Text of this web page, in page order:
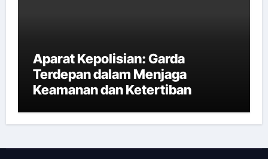
Aparat Kepolisian: Garda
Terdepan dalam Menjaga
Keamanan dan Ketertiban